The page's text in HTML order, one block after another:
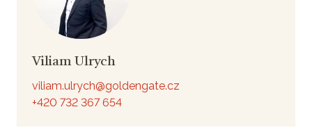
Viliam Ulrych
viliam.ulrych@goldengate.cz
+420 732 367 654